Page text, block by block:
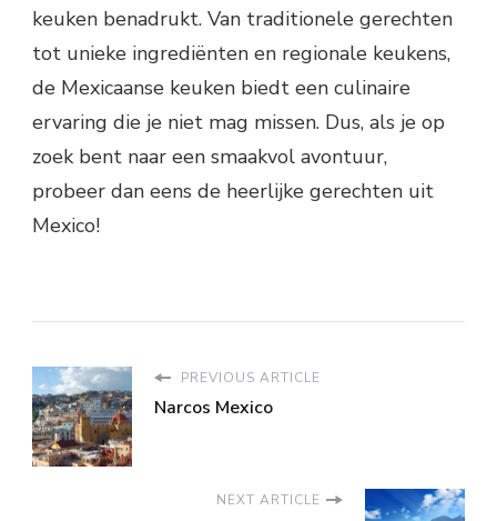
keuken benadrukt. Van traditionele gerechten
tot unieke ingrediënten en regionale keukens,
de Mexicaanse keuken biedt een culinaire
ervaring die je niet mag missen. Dus, als je op
zoek bent naar een smaakvol avontuur,
probeer dan eens de heerlijke gerechten uit
Mexico!
PREVIOUS ARTICLE
Narcos Mexico
NEXT ARTICLE